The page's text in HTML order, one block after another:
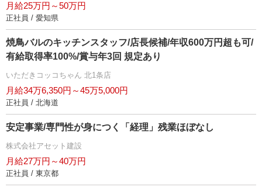
月給25万円～50万円
正社員 / 愛知県
焼鳥バルのキッチンスタッフ/店長候補/年収600万円超も可/
有給取得率100%/賞与年3回 規定あり
いただきコッコちゃん 北1条店
月給34万6,350円～45万5,000円
正社員 / 北海道
安定事業/専門性が身につく「経理」残業ほぼなし
株式会社アセット建設
月給27万円～40万円
正社員 / 東京都